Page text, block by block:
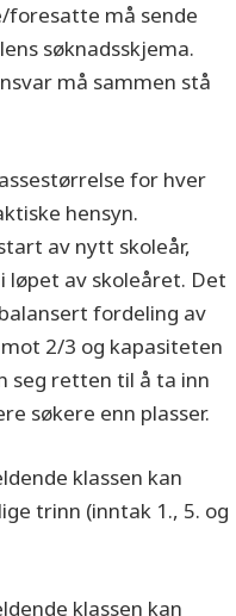
foresatte må sende
søknadsskjema.
må sammen stå
for hver
hensyn.
av nytt skoleår,
løpet av skoleåret. Det
fordeling av
2/3 og kapasiteten
seg retten til å ta inn
søkere enn plasser.
klassen kan
trinn (inntak 1., 5. og
klassen kan